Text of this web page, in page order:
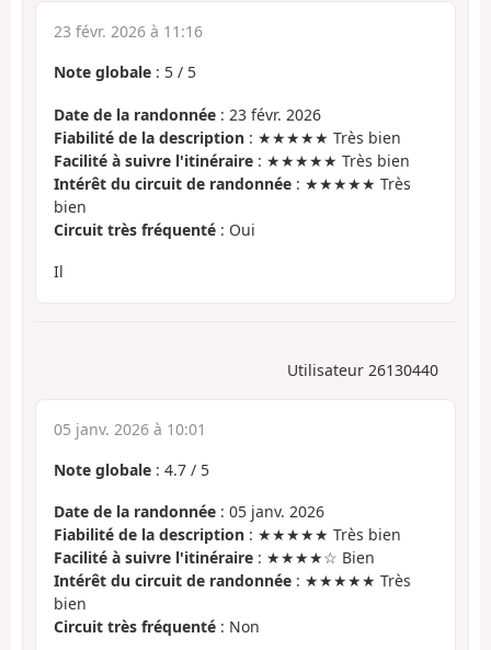
23 févr. 2026 à 11:16
Note globale : 5 / 5
Date de la randonnée : 23 févr. 2026
Fiabilité de la description : ★★★★★ Très bien
Facilité à suivre l'itinéraire : ★★★★★ Très bien
Intérêt du circuit de randonnée : ★★★★★ Très
bien
Circuit très fréquenté : Oui
Il
Utilisateur 26130440
05 janv. 2026 à 10:01
Note globale : 4.7 / 5
Date de la randonnée : 05 janv. 2026
Fiabilité de la description : ★★★★★ Très bien
Facilité à suivre l'itinéraire : ★★★★☆ Bien
Intérêt du circuit de randonnée : ★★★★★ Très
bien
Circuit très fréquenté : Non